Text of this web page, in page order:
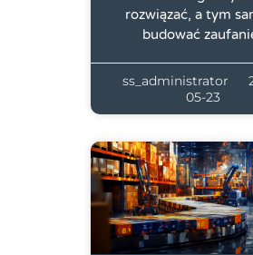
rozwiązać, a tym
budować
ss_administrator
05-23